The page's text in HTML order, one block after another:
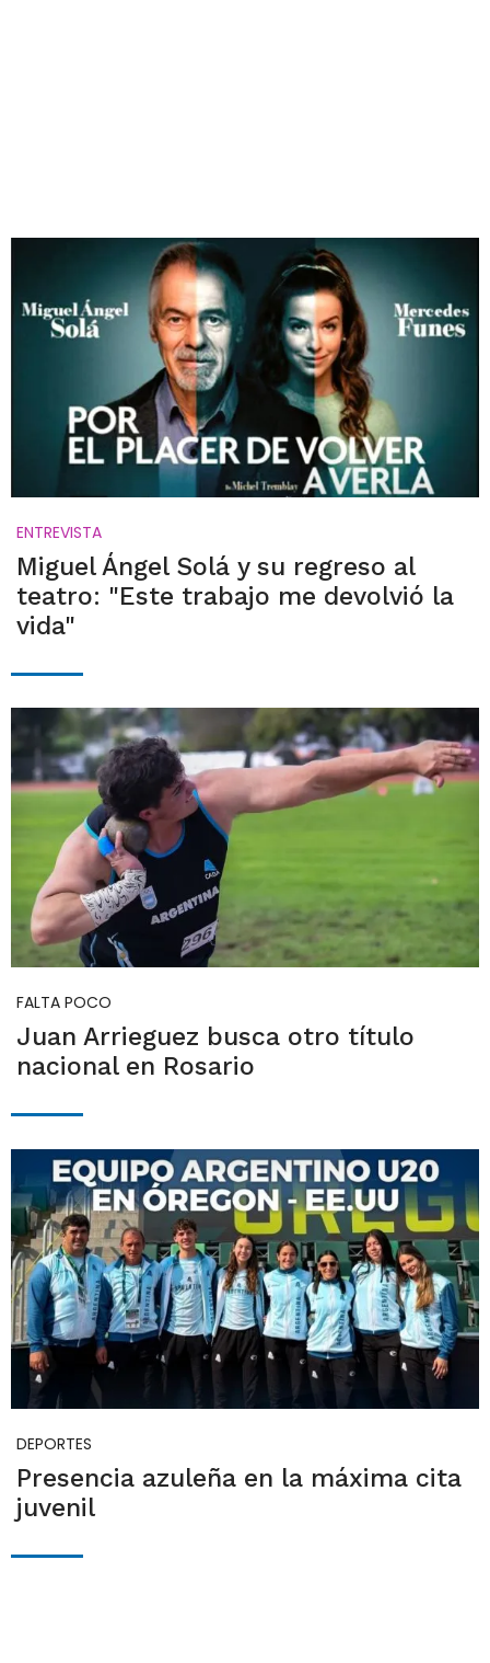
ENTREVISTA
Miguel Ángel Solá y su regreso al
teatro: "Este trabajo me devolvió la
vida"
FALTA POCO
Juan Arrieguez busca otro título
nacional en Rosario
DEPORTES
Presencia azuleña en la máxima cita
juvenil